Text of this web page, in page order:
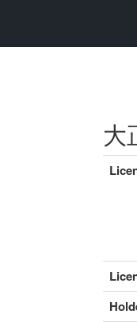
大